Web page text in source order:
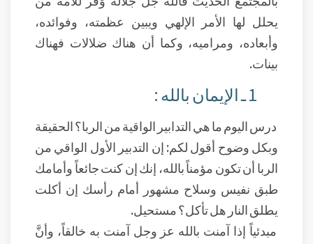
يحلل لها الأمر الإلهي ويبين عظمته، وفوائده،
وأبعاده، ومراميه، وكما أن هناك ضلالات فهناك
بينات.
1 ـ الإيمان بالله :
درس اليوم ما هي التدابير الواقية من الربا؟ الحقيقة
وبكل وضوح أقول لكم: إن التدبير الأول الواقي من
الربا أن تكون مؤمناً بالله، إنك إن كنت جائعاً وأمامك
طبق نفيس وسلاح مشهور أمام رأسك إن أكلت
يطلق النار هل تأكل؟ مستحيل.
مبدئياً إذا آمنت بالله عز وجل آمنت به خالقاً، وأنَّ